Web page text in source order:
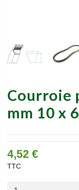
Courroie
mm 10 x
4,52 €
TTC